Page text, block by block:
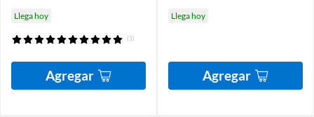
Llega hoy
(1)
Agregar
Llega hoy
Agregar